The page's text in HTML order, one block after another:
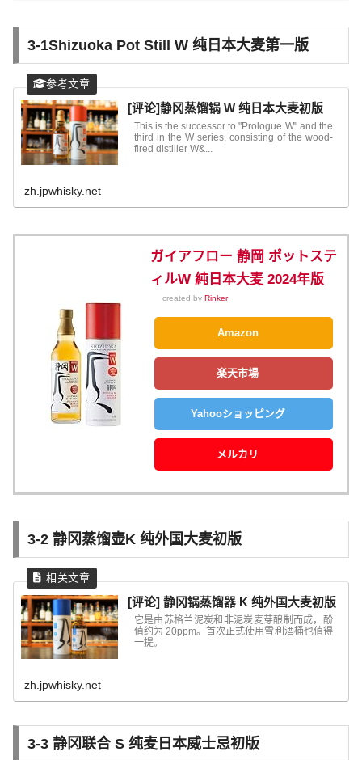
3-1Shizuoka Pot Still W 纯日本大麦第一版
[评论]静冈蒸馏锅 W 纯日本大麦初版
This is the successor to "Prologue W" and the
third in the W series, consisting of the wood-
fired distiller W&...
zh.jpwhisky.net
ガイアフロー 静岡 ポットステ
ィルW 純日本大麦 2024年版
created by Rinker
Amazon
楽天市場
Yahooショッピング
メルカリ
3-2 静冈蒸馏壶K 纯外国 大麦初版
[评论] 静冈锅蒸馏器 K 纯外国大麦初版
它是由苏格兰泥炭和非泥炭麦芽酿制而成，酚
值约为 20ppm。首次正式使用雪利酒桶也值得
一提。
zh.jpwhisky.net
3-3 静冈联合 S 纯麦日本威士忌初版